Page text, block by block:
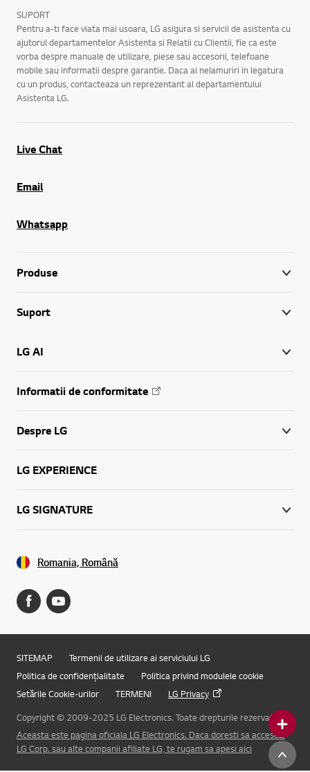
Online Chat
SUPORT
Pentru a-ti face viata mai usoara, LG asigura si servicii de asistenta cu
ajutorul departamentelor Asistenta si Relatii cu Clientii, fie ca este
vorba despre manuale de utilizare, piese sau accesorii, telefoane
mobile sau informatii despre garantie. Daca ai nelamuriri in legatura
cu un produs, contacteaza un reprezentant al departamentului
Asistenta LG.
Live Chat
Email
Whatsapp
Produse
Suport
LG AI
Informatii de conformitate
Despre LG
LG EXPERIENCE
LG SIGNATURE
Romania, Română
SITEMAP
Termenii de utilizare ai serviciului LG
Politica de confidențialitate
Politica privind modulele cookie
Setările Cookie-urilor
TERMENI
LG Privacy
Copyright © 2009-2025 LG Electronics. Toate drepturile rezervate.
Aceasta este pagina oficiala LG Electronics. Daca doresti sa accesezi
LG Corp. sau alte companii afiliate LG, te rugam sa apesi aici